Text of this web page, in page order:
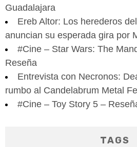
Guadalajara
Ereb Altor: Los herederos
anuncian su esperada gira por
#Cine – Star Wars: The
Reseña
Entrevista con Necronos:
rumbo al Candelabrum Metal
#Cine – Toy Story 5 –
TAGS